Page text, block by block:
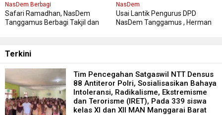
NasDem Berbagi
Safari Ramadhan, NasDem
Tanggamus Berbagi Takjil dan
NasDem dan Masyarakat
NasDem
Usai Lantik Pengurus DPD
NasDem Tanggamus , Herman
Terkini
Tim Pencegahan Satgaswil NTT Densus
88 Antiteror Polri, Sosialisasikan Bahaya
Intoleransi, Radikalisme, Ekstremisme
dan Terorisme (IRET), Pada 339 siswa
kelas XI dan XII MAN Manggarai Barat